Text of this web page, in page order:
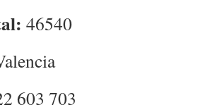
46540
603 703